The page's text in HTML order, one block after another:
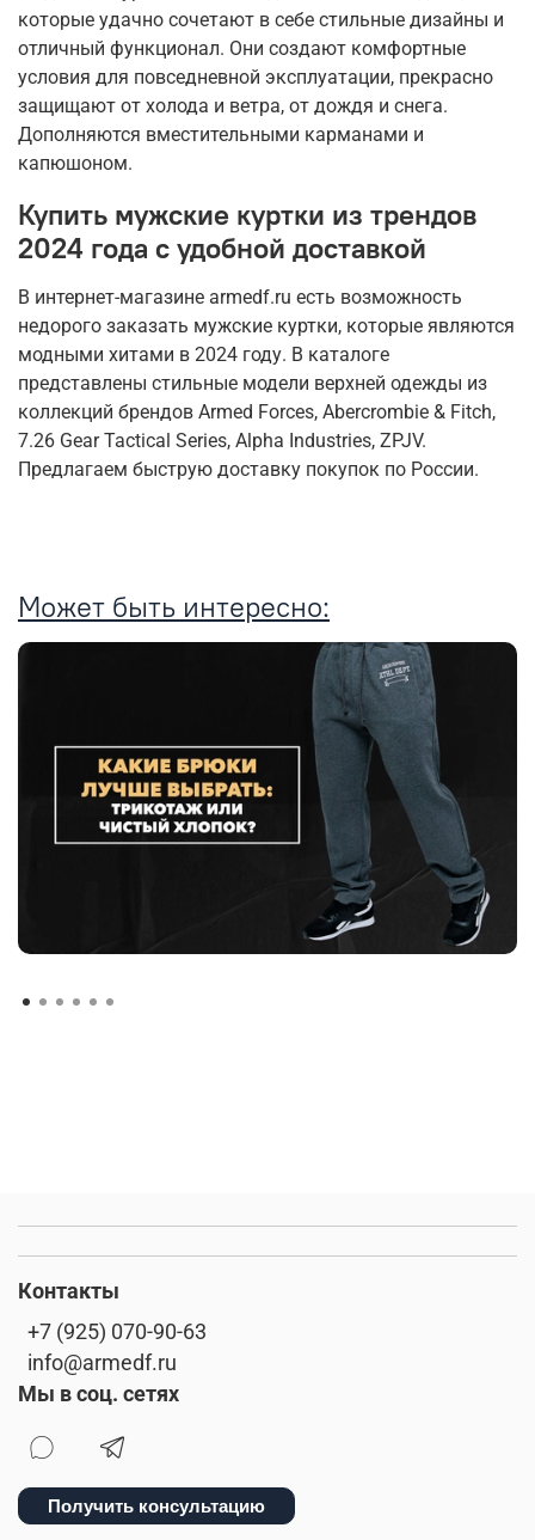
которые удачно сочетают в себе стильные дизайны и
отличный функционал. Они создают комфортные
условия для повседневной эксплуатации, прекрасно
защищают от холода и ветра, от дождя и снега.
Дополняются вместительными карманами и
капюшоном.
Купить мужские куртки из трендов
2024 года с удобной доставкой
В интернет-магазине armedf.ru есть возможность
недорого заказать мужские куртки, которые являются
модными хитами в 2024 году. В каталоге
представлены стильные модели верхней одежды из
коллекций брендов Armed Forces, Abercrombie & Fitch,
7.26 Gear Tactical Series, Alpha Industries, ZPJV.
Предлагаем быструю доставку покупок по России.
Может быть интересно:
Контакты
+7 (925) 070-90-63
info@armedf.ru
Мы в соц. сетях
Получить консультацию